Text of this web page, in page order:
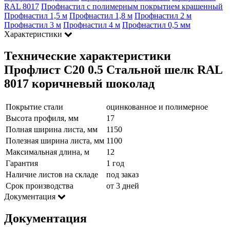
RAL 8017 Профнастил с полимерным покрытием крашенный
Профнастил 1,5 м Профнастил 1,8 м Профнастил 2 м
Профнастил 3 м Профнастил 4 м Профнастил 0,5 мм
Характеристики
Технические характеристики
Профлист С20 0.5 Стальной шелк RAL
8017 коричневый шоколад
Покрытие стали
оцинкованное и полимерное
Высота профиля, мм
17
Полная ширина листа, мм
1150
Полезная ширина листа, мм 1100
Максимальная длина, м
12
Гарантия
1 год
Наличие листов на складе
под заказ
Срок производства
от 3 дней
Документация
Документация